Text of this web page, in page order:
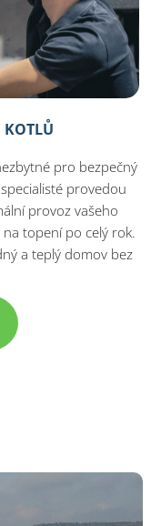
KOTLŮ
pro bezpečný
provedou
provoz vašeho
topení po celý rok.
a teplý domov bez